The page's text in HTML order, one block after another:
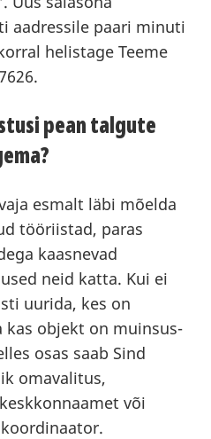
aadressile paari minuti
helistage Teeme
pean talgute
esmalt läbi mõelda
tööriistad, paras
kaasnevad
neid katta. Kui ei
uurida, kes on
objekt on muinsus-
osas saab Sind
omavalitus,
või